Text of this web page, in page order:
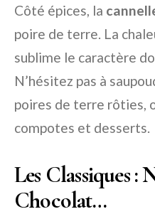
Côté épices, la
poire de terre. La
sublime le caractère
N’hésitez pas à
poires de terre rôties,
compotes et desserts.
Les Classiques :
Chocolat…